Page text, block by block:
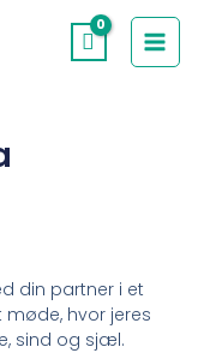
din partner i et
hvor jeres
sind og sjæl.